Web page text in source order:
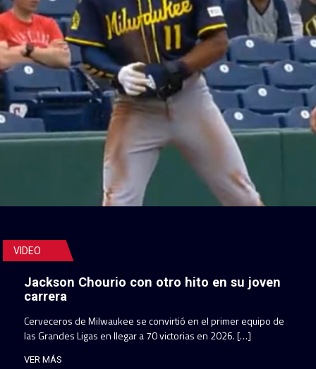
VIDEO
Jackson Chourio con otro hito en su joven
carrera
Cerveceros de Milwaukee se convirtió en el primer equipo de
las Grandes Ligas en llegar a 70 victorias en 2026. […]
VER MÁS